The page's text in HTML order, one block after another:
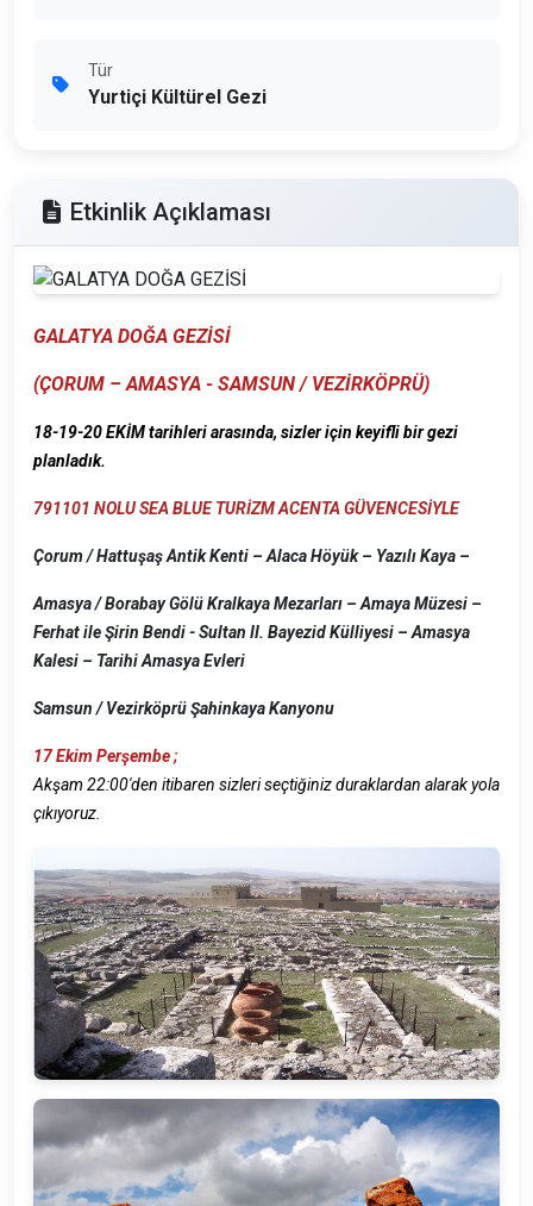
Tür
Yurtiçi Kültürel Gezi
Etkinlik Açıklaması
GALATYA DOĞA GEZİSİ
(ÇORUM – AMASYA - SAMSUN / VEZİRKÖPRÜ)
18-19-20 EKİM tarihleri arasında, sizler için keyifli bir gezi
planladık.
791101 NOLU SEA BLUE TURİZM ACENTA GÜVENCESİYLE
Çorum / Hattuşaş Antik Kenti – Alaca Höyük – Yazılı Kaya –
Amasya / Borabay Gölü Kralkaya Mezarları – Amaya Müzesi –
Ferhat ile Şirin Bendi -Sultan II. Bayezid Külliyesi – Amasya
Kalesi – Tarihi Amasya Evleri
Samsun / Vezirköprü Şahinkaya Kanyonu
17 Ekim Perşembe ;
Akşam 22:00'den itibaren sizleri seçtiğiniz duraklardan alarak yola
çıkıyoruz.